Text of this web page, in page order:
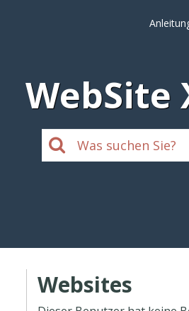
WebSite
Websites